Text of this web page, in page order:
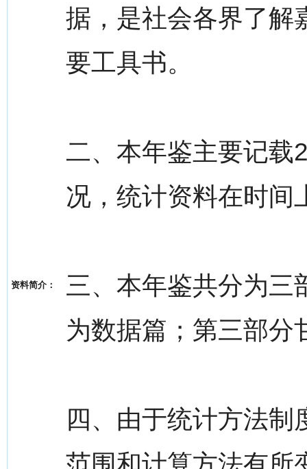
资料简介：
据，是社会各界了解
要工具书。
二、本年鉴主要记载
况，统计资料在时间
三、本年鉴共分为三
为数据篇；第三部分
四、由于统计方法